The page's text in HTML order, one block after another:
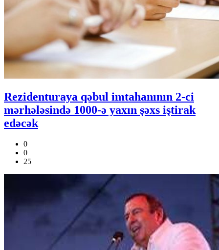
Rezidenturaya qəbul imtahanının 2-ci
mərhələsində 1000-ə yaxın şəxs iştirak
edəcək
0
0
25